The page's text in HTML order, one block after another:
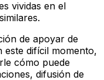
vividas en el
de apoyar de
este difícil momento,
cómo puede
difusión de